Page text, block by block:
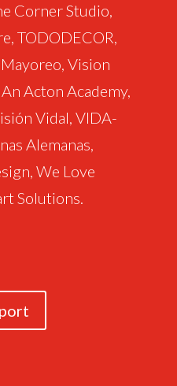
Corner Studio,
TODODECOR,
Vision
Acton Academy,
Vidal, VIDA-
Alemanas,
We Love
Solutions.